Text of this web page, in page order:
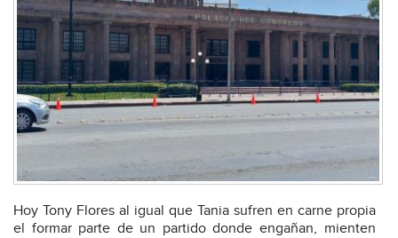
Hoy Tony Flores al igual que Tania sufren en carne propia
el formar parte de un partido donde engañan, mienten